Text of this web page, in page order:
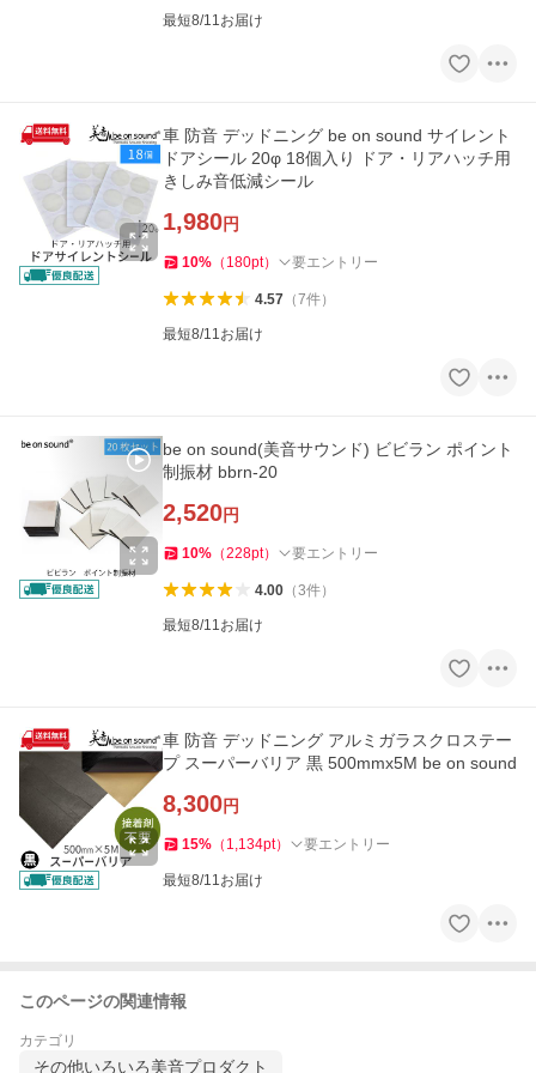
最短8/11お届け
車 防音 デッドニング be on sound サイレント
ドアシール 20φ 18個入り ドア・リアハッチ用
きしみ音低減シール
1,980円
10% （ 180pt） 要エントリー
4.57（7件）
最短8/11お届け
be on sound(美音サウンド) ビビラン ポイント
制振材 bbrn-20
2,520円
10% （228pt） 要エントリー
4.00（3件）
最短8/11お届け
車 防音 デッドニング アルミガラスクロステー
プ スーパーバリア 黒 500mmx5M be on sound
8,300円
15% （ 1,134pt） 要エントリー
最短8/11お届け
このページの関連情報
カテゴリ
その他いろいろ美音プロダクト